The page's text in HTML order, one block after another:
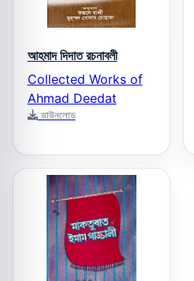
আহমাদ দিদাত রচনাবলী
Collected Works of
Ahmad Deedat
ডাউনলোড